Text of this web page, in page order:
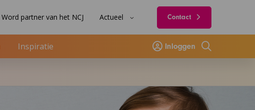
Word partner van het NCJ Actueel Contact
Inspiratie Inloggen
Zoeken